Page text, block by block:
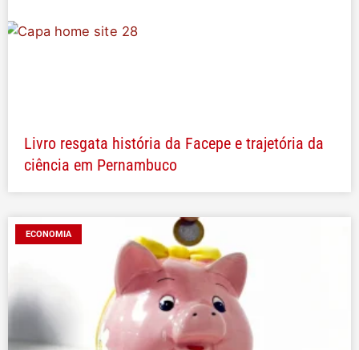
Livro resgata história da Facepe e trajetória da
ciência em Pernambuco
ECONOMIA